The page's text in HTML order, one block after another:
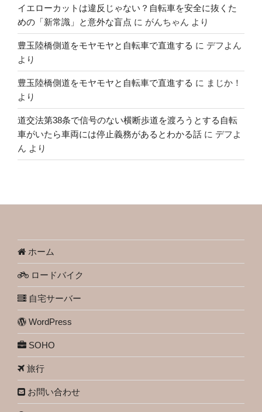
イエローカットは違反じゃない？自転車を安全に抜くた
めの「新常識」と意外な盲点 に がんちゃん より
豊玉陸橋側道をモヤモヤと自転車で直進する に デフよん
より
豊玉陸橋側道をモヤモヤと自転車で直進する に まじか！
より
道交法第38条で信号のない横断歩道を渡ろうとする自転
車がいたら車両には停止義務があるとわかる話 に デフよ
ん より
ホーム
ロードバイク
自宅サーバー
WordPress
SOHO
旅行
お問い合わせ